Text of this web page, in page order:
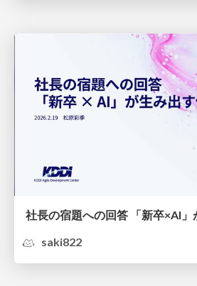
社長の宿題への回答 「新卒×AI
saki822